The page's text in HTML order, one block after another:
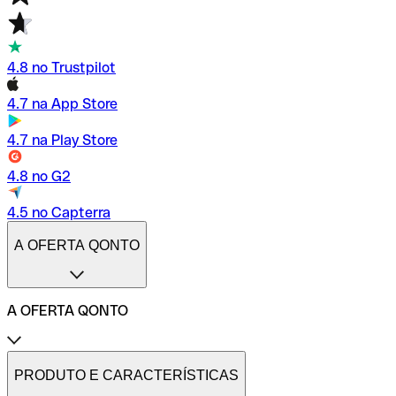
4.8 no Trustpilot
4.7 na App Store
4.7 na Play Store
4.8 no G2
4.5 no Capterra
A OFERTA QONTO
A OFERTA QONTO
Tarifas
Conta profissional online
PRODUTO E CARACTERÍSTICAS